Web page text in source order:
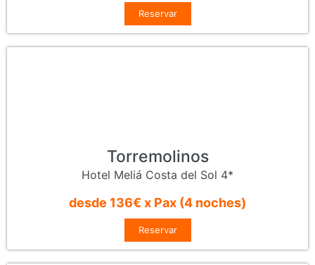
Reservar
Torremolinos
Hotel Meliá Costa del Sol 4*
desde 136€ x Pax (4 noches)
Reservar